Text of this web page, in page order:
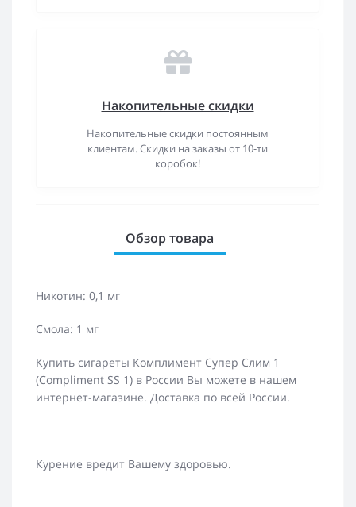
Накопительные скидки
Накопительные скидки постоянным
клиентам. Скидки на заказы от 10-ти
коробок!
Обзор товара
Никотин: 0,1 мг
Смола: 1 мг
Купить сигареты Комплимент Супер Слим 1
(Compliment SS 1) в России Вы можете в нашем
интернет-магазине. Доставка по всей России.
Курение вредит Вашему здоровью.